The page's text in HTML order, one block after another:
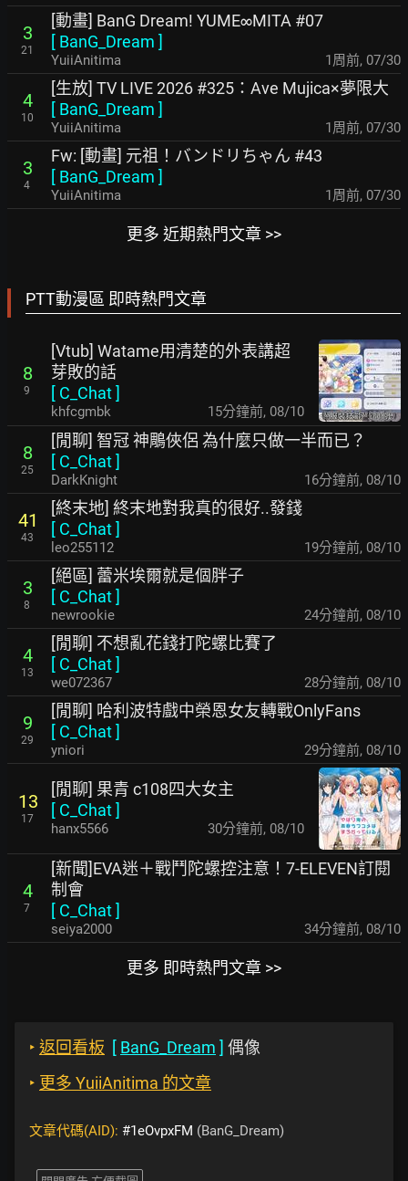
3
21
[動畫] BanG Dream! YUME∞MITA #07
[ BanG_Dream ]
YuiiAnitima 1周前, 07/30
4
10
[生放] TV LIVE 2026 #325：Ave Mujica×夢限大
[ BanG_Dream ]
YuiiAnitima 1周前, 07/30
3
4
Fw: [動畫] 元祖！バンドリちゃん #43
[ BanG_Dream ]
YuiiAnitima 1周前, 07/30
更多 近期熱門文章 >>
PTT動漫區 即時熱門文章
8
9
[Vtub] Watame用清楚的外表講超
芽敗的話
[ C_Chat]
khfcgmbk 15分鐘前, 08/10
8
25
[閒聊] 智冠 神鵰俠侶 為什麼只做一半而已？
[ C_Chat]
DarkKnight 16分鐘前, 08/10
41
43
[終末地] 終末地對我真的很好..發錢
[ C_Chat]
leo255112 19分鐘前, 08/10
3
8
[絕區] 蕾米埃爾就是個胖子
[ C_Chat]
newrookie 25分鐘前, 08/10
4
13
[閒聊] 不想亂花錢打陀螺比賽了
[ C_Chat]
we072367 29分鐘前, 08/10
9
29
[閒聊] 哈利波特戲中榮恩女友轉戰OnlyFans
[ C_Chat]
yniori 30分鐘前, 08/10
13
17
[閒聊] 果青 c108四大女主
[ C_Chat]
hanx5566 30分鐘前, 08/10
4
7
[新聞]EVA迷＋戰鬥陀螺控注意！7-ELEVEN訂閱
制會
[ C_Chat]
seiya2000 34分鐘前, 08/10
更多 即時熱門文章 >>
‣ 返回看板 [ BanG_Dream ] 偶像
‣ 更多 YuiiAnitima 的文章
文章代碼(AID): #1eOvpxFM (BanG_Dream)